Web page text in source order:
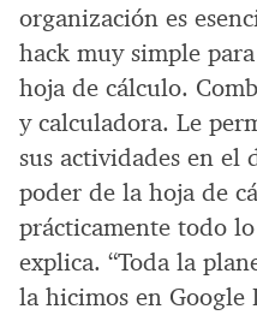
organización es
hack muy simple
hoja de cálculo.
y calculadora. Le
sus actividades en el
poder de la hoja de
prácticamente todo
explica. “Toda la
la hicimos en Google